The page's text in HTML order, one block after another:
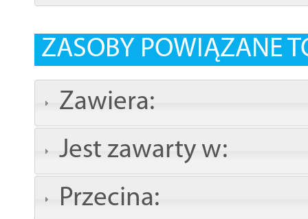
ZASOBY POWIĄZANE
Zawiera:
Jest zawarty w:
Przecina: